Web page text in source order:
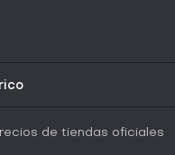
de tiendas oficiales